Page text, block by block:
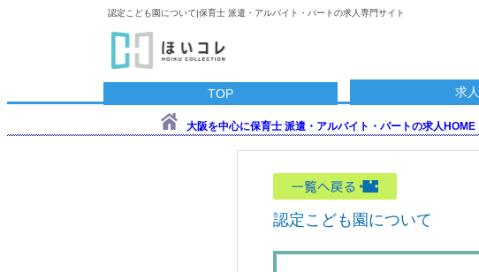
認定こども園について|保育士 派遣・アルバイト・パートの求人専門サイト
TOP 求人
大阪を中心に保育士 派遣・アルバイト・パートの求人HOME
認定こども園について